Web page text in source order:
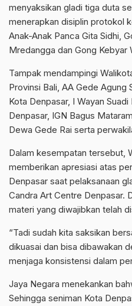
menyaksikan gladi tiga duta
menerapkan disiplin protokol
Anak-Anak Panca Gita Sidhi,
Mredangga dan Gong Kebyar
Tampak mendampingi
Provinsi Bali, AA Gede Agung
Kota Denpasar, I Wayan
Denpasar, IGN Bagus
Dewa Gede Rai serta
Dalam kesempatan tersebut,
memberikan apresiasi atas
Denpasar saat pelaksanaan
Candra Art Centre Denpasar.
materi yang diwajibkan telah
“Tadi sudah kita saksikan
dikuasai dan bisa dibawakan
menjaga konsistensi dalam
Jaya Negara menekankan
Sehingga seniman Kota